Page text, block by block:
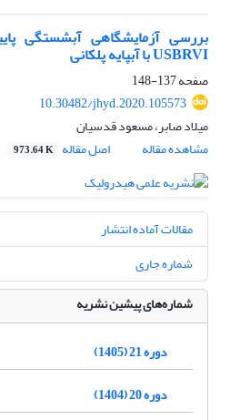
بررسی آزمایشگاهی آبشستگی
USBRVI با آبپایه پلکانی
صفحه137-148
10.30482/jhyd.2020.105573
میلاد صابر، مسعود قدسیان
مشاهده مقاله
اصل مقاله 973.64 K
مقالات آماده انتشار
شماره جاری
شماره‌های پیشین نشریه
دوره 21 (1405)
دوره 20 (1404)